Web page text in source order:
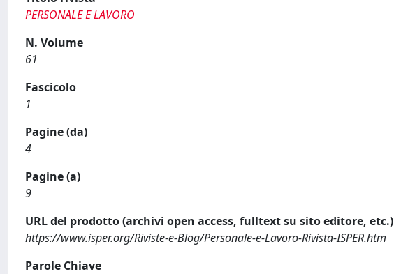
PERSONALE E LAVORO
N. Volume
61
Fascicolo
1
Pagine (da)
4
Pagine (a)
9
URL del prodotto (archivi open access, fulltext su sito editore, etc.)
https://www.isper.org/Riviste-e-Blog/Personale-e-Lavoro-Rivista-ISPER.htm
Parole Chiave